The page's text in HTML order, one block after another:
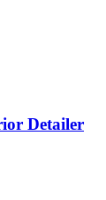
Detailer